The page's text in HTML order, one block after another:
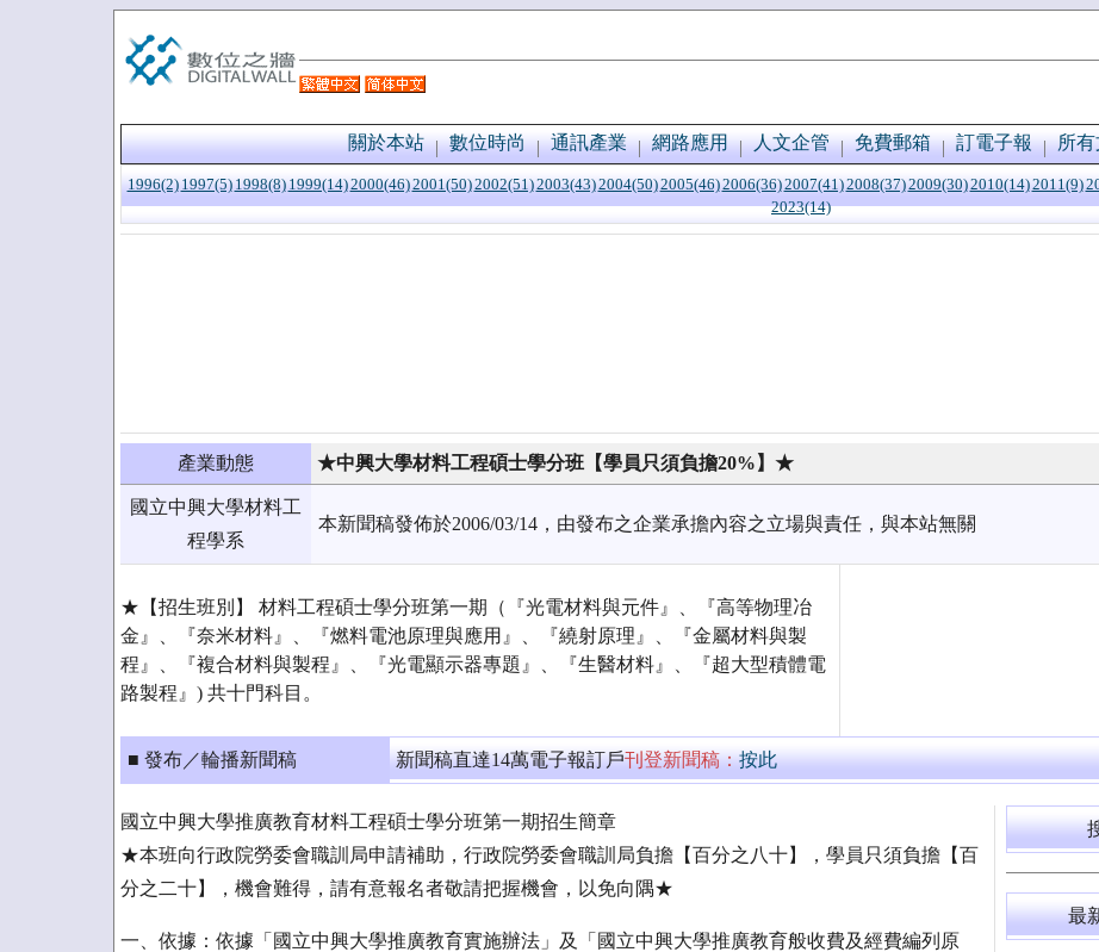
關於本站 數位時尚 通訊產業 網路應用 人文企管 免費郵箱 訂電子報 所有
1996(2) 1997(5) 1998(8) 1999(14)2000(46)2001(50)2002(51)2003(43)2004(50)2005(46)2006(36)2007(41)2008(37)2009(30)2010(14)2011(9)
2023(14)
產業動態 ★中興大學材料工程碩士學分班【學員只須負擔20%】★
國立中興大學材料工
程學系
本新聞稿發佈於2006/03/14，由發布之企業承擔內容之立場與責任，與本站無關
★【招生班別】 材料工程碩士學分班第一期（『光電材料與元件』、『高等物理冶
金』、『奈米材料』、『燃料電池原理與應用』、『繞射原理』、『金屬材料與製
程』、『複合材料與製程』、『光電顯示器專題』、『生醫材料』、『超大型積體電
路製程』) 共十門科目。
■ 發布／輪播新聞稿 新聞稿直達14萬電子報訂戶刊登新聞稿：按此
國立中興大學推廣教育材料工程碩士學分班第一期招生簡章
★本班向行政院勞委會職訓局申請補助，行政院勞委會職訓局負擔【百分之八十】，學員只須負擔【百
分之二十】，機會難得，請有意報名者敬請把握機會，以免向隅★
一、依據：依據「國立中興大學推廣教育實施辦法」及「國立中興大學推廣教育般收費及經費編列原
最